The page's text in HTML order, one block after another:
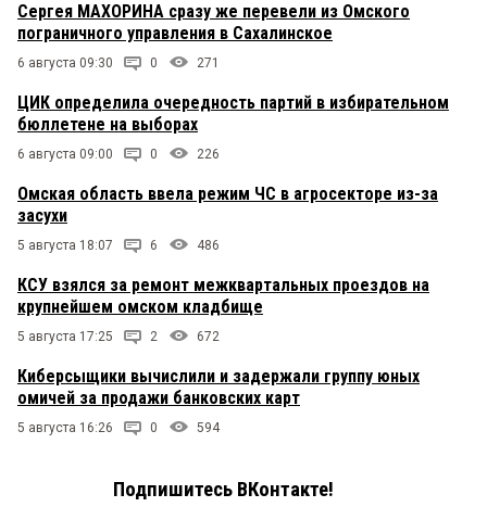
Сергея МАХОРИНА сразу же перевели из Омского
пограничного управления в Сахалинское
6 августа 09:30 0 271
ЦИК определила очередность партий в избирательном
бюллетене на выборах
6 августа 09:00 0 226
Омская область ввела режим ЧС в агросекторе из-за
засухи
5 августа 18:07 6 486
КСУ взялся за ремонт межквартальных проездов на
крупнейшем омском кладбище
5 августа 17:25 2 672
Киберсыщики вычислили и задержали группу юных
омичей за продажи банковских карт
5 августа 16:26 0 594
Подпишитесь ВКонтакте!